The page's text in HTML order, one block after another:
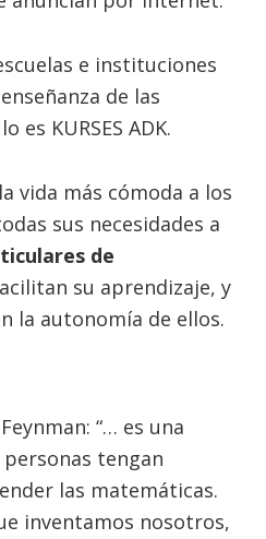
e instituciones
de las
es KURSES ADK.
vida más cómoda a los
sus necesidades a
de
su aprendizaje, y
la autonomía de ellos.
“… es una
tengan
las matemáticas.
inventamos nosotros,